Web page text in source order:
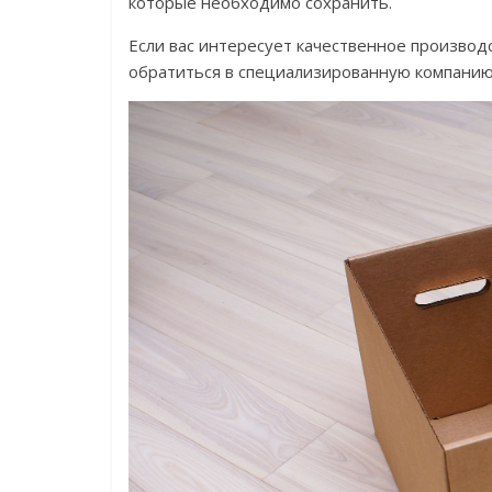
Если вас интересует качественное
обратиться в специализированную